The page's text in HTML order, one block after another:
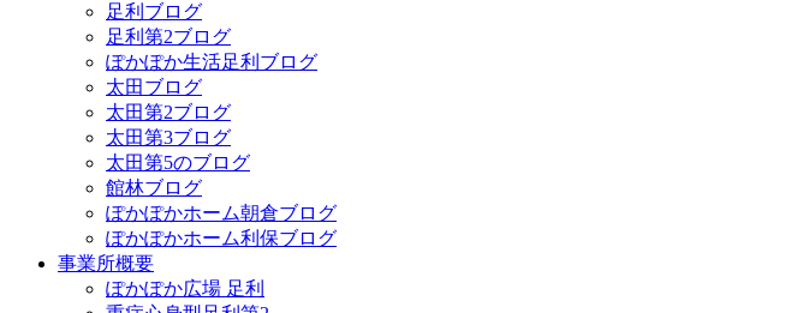
足利ブログ
足利第2ブログ
ぽかぽか生活足利ブログ
太田ブログ
太田第2ブログ
太田第3ブログ
太田第5のブログ
館林ブログ
ぽかぽかホーム朝倉ブログ
ぽかぽかホーム利保ブログ
事業所概要
ぽかぽか広場 足利